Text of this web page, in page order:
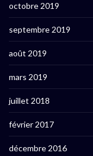
octobre 2019
septembre 2019
août 2019
mars 2019
juillet 2018
février 2017
décembre 2016